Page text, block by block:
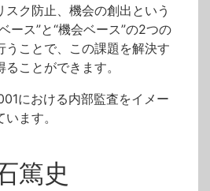
スク防止、機会の創出という
ース”と“機会ベース”の2つの
うことで、この課題を解決す
ことができます。
における内部監査をイメー
ます。
篤史